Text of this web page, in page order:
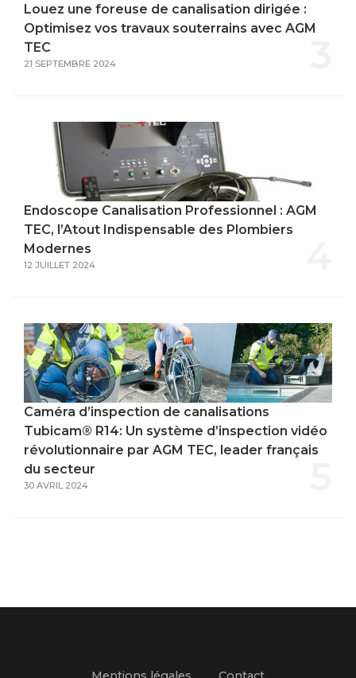
Louez une foreuse de canalisation dirigée :
Optimisez vos travaux souterrains avec AGM
TEC
21 SEPTEMBRE 2024
Endoscope Canalisation Professionnel : AGM
TEC, l’Atout Indispensable des Plombiers
Modernes
12 JUILLET 2024
Caméra d’inspection de canalisations
Tubicam® R14: Un système d’inspection vidéo
révolutionnaire par AGM TEC, leader français
du secteur
30 AVRIL 2024